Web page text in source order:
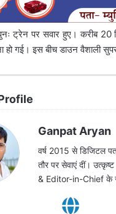
ट्रेन पर सवार हुए। करीब
हो गई। इस बीच डाउन वैशाली
Ganpat Aryan
वर्ष 2015 से डिजिटल
तौर पर सेवाएं दीं।
& Editor-in-Chief के रूप